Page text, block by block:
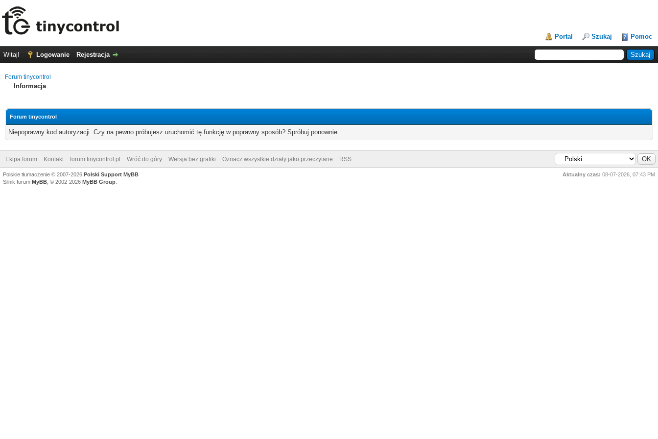
Portal Szukaj Pomoc
Witaj! Logowanie Rejestracja
Forum tinycontrol
Informacja
Forum tinycontrol
Niepoprawny kod autoryzacji. Czy na pewno próbujesz uruchomić tę funkcję w poprawny sposób? Spróbuj ponownie.
Ekipa forum Kontakt forum.tinycontrol.pl Wróć do góry Wersja bez grafiki Oznacz wszystkie działy jako przeczytane RSS
Aktualny czas: 08-07-2026, 07:43 PM
Polskie tłumaczenie © 2007-2026 Polski Support MyBB
Silnik forum MyBB , © 2002-2026 MyBB Group